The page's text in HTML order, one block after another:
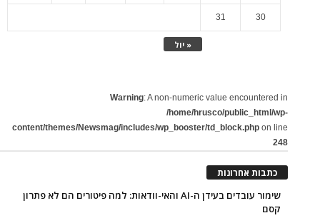
« יול
30
31
Warning: A non-numeric value encountered in
/home/hrusco/public_html/wp-
content/themes/Newsmag/includes/wp_booster/td_block.php on line
248
כתבות אחרונות
שימור עובדים בעידן ה-AI והאי-וודאות: למה פיטורים הם לא פתרון
קסם